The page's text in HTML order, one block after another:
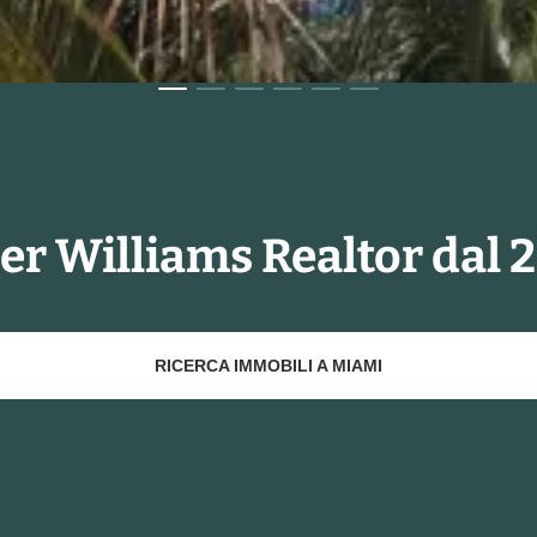
Williams Realtor dal
RICERCA IMMOBILI A MIAMI